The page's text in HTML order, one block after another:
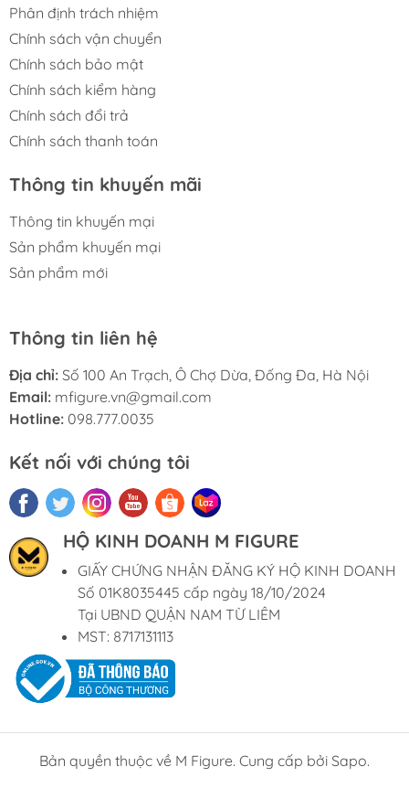
Phân định trách nhiệm
Chính sách vận chuyển
Chính sách bảo mật
Chính sách kiểm hàng
Chính sách đổi trả
Chính sách thanh toán
Thông tin khuyến mãi
Thông tin khuyến mại
Sản phẩm khuyến mại
Sản phẩm mới
Thông tin liên hệ
Địa chỉ: Số 100 An Trạch, Ô Chợ Dừa, Đống Đa, Hà Nội
Email: mfigure.vn@gmail.com
Hotline: 098.777.0035
Kết nối với chúng tôi
HỘ KINH DOANH M FIGURE
GIẤY CHỨNG NHẬN ĐĂNG KÝ HỘ KINH DOANH
Số 01K8035445 cấp ngày 18/10/2024
Tại UBND QUẬN NAM TỪ LIÊM
MST: 8717131113
Bản quyền thuộc về M Figure. Cung cấp bởi Sapo.